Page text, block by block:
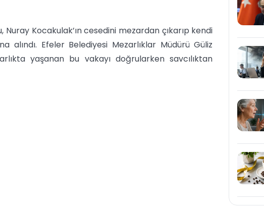
Kocakulak’ın cesedini mezardan çıkarıp kendi
alındı. Efeler Belediyesi Mezarlıklar Müdürü Güliz
yaşanan bu vakayı doğrularken savcılıktan